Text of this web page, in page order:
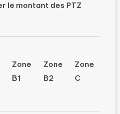
le montant des PTZ
Zone
B1
Zone
B2
Zone
C